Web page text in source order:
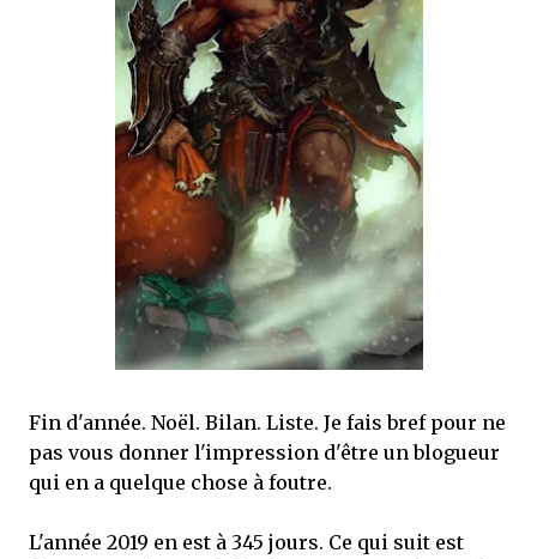
mettre sous tous les yeux. C'est cela...
Fin d'année. Noël. Bilan. Liste. Je fais bref pour ne
pas vous donner l'impression d'être un blogueur
qui en a quelque chose à foutre.
L'année 2019 en est à 345 jours. Ce qui suit est